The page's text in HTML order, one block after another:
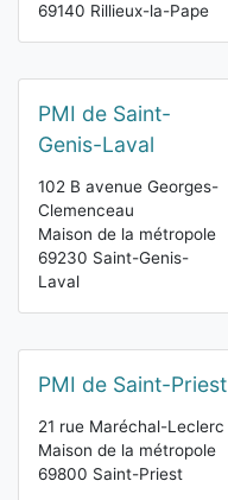
69140 Rillieux-la-Pape
PMI de Saint-
Genis-Laval
102 B avenue Georges-
Clemenceau
Maison de la métropole
69230 Saint-Genis-
Laval
PMI de Saint-Priest
21 rue Maréchal-Leclerc
Maison de la métropole
69800 Saint-Priest